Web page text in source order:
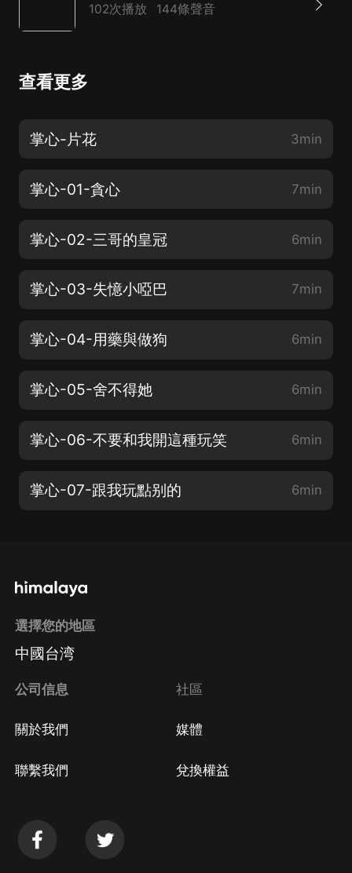
102次播放 144條聲音
查看更多
掌心-片花 3min
掌心-01-貪心 7min
掌心-02-三哥的皇冠 6min
掌心-03-失憶小啞巴 7min
掌心-04-用藥與做狗 6min
掌心-05-舍不得她 6min
掌心-06-不要和我開這種玩笑 6min
掌心-07-跟我玩點别的 6min
選擇您的地區
中國台湾
公司信息
關於我們
聯繫我們
社區
媒體
兌換權益